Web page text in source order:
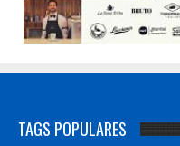
TAGS POPULARES